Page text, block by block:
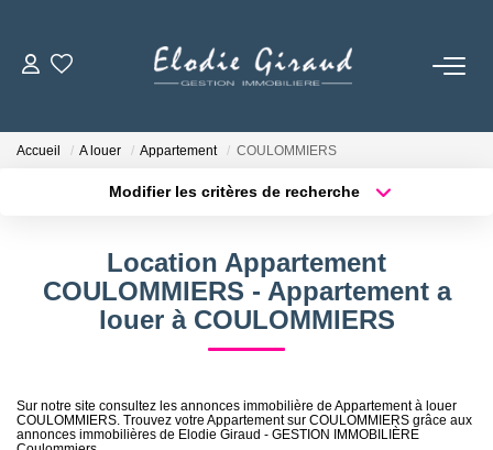
GESTION LOCATIVE
CONTACT
Accueil A louer Appartement COULOMMIERS
Modifier les critères de recherche
Surface min Budget max
Plus de critères Créer une alerte
Location Appartement
COULOMMIERS - Appartement a
louer à COULOMMIERS
Sur notre site consultez les annonces immobilière de Appartement à louer
COULOMMIERS. Trouvez votre Appartement sur COULOMMIERS grâce aux
annonces immobilières de Elodie Giraud - GESTION IMMOBILIÈRE